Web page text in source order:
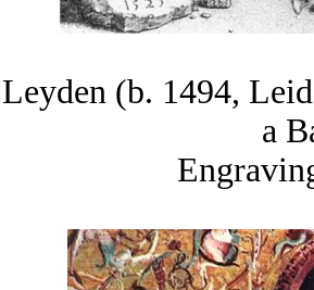
(b. 1494,
a